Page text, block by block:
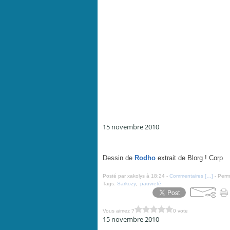
15 novembre 2010
Dessin de Rodhoextrait de Blorg ! Corp
Posté par xakolys à 18:24 - Commentaires [… ] -
Tags: Sarkozy, pauvreté
Vous aimez ? 0 vote
15 novembre 2010